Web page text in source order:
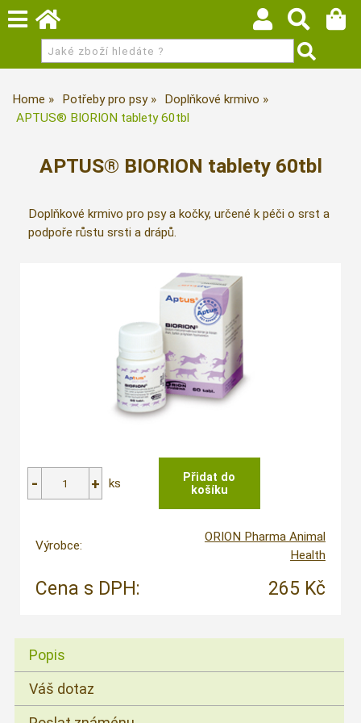
Home Potřeby pro psy
Doplňkové krmivo
APTUS® BIORION tablety 60tbl
APTUS® BIORION tablety 60tbl
Doplňkové krmivo pro psy a kočky, určené k péči o srst a
podpoře růstu srsti a drápů.
ks
Výrobce:
ORION Pharma Animal
Health
Cena s DPH: 265 Kč
Popis
Váš dotaz